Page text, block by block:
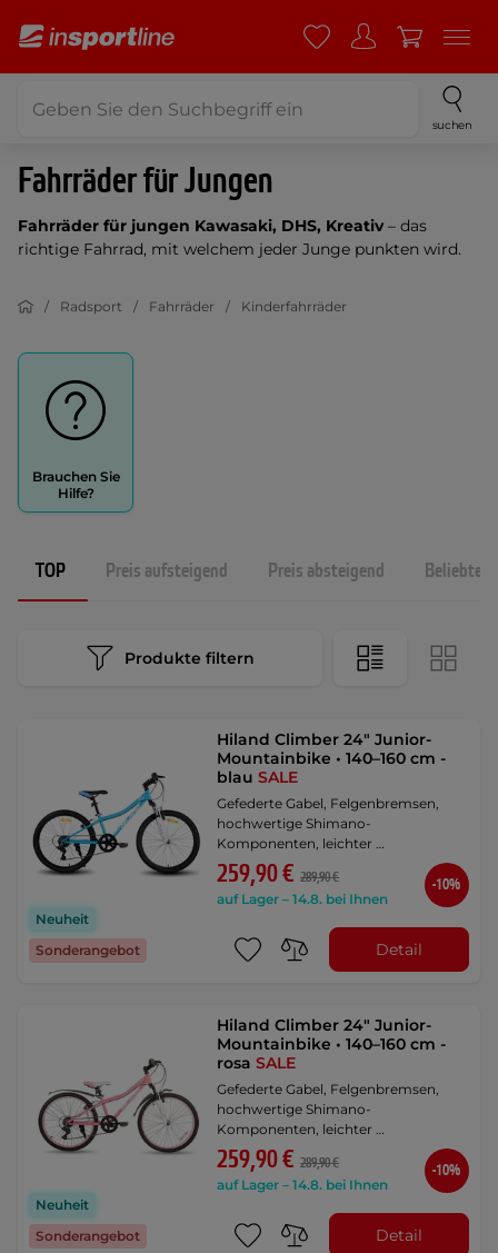
suchen
Fahrräder für Jungen
Fahrräder für jungen Kawasaki, DHS, Kreativ– das
richtige Fahrrad, mit welchem jeder Junge punkten wird.
Radsport Fahrräder Kinderfahrräder
Brauchen Sie
Hilfe?
TOP Preis aufsteigend Preis absteigend
Produkte filtern
Neuheit
Sonderangebot
Hiland Climber 24" Junior-
Mountainbike • 140–160 cm -
blauSALE
Gefederte Gabel, Felgenbremsen,
hochwertige Shimano-
Komponenten, leichter …
259,90 € 289,90 €
auf Lager – 14.8. bei Ihnen
-10%
Detail
Neuheit
Sonderangebot
Hiland Climber 24" Junior-
Mountainbike • 140–160 cm -
rosaSALE
Gefederte Gabel, Felgenbremsen,
hochwertige Shimano-
Komponenten, leichter …
259,90 € 289,90 €
auf Lager – 14.8. bei Ihnen
-10%
Detail